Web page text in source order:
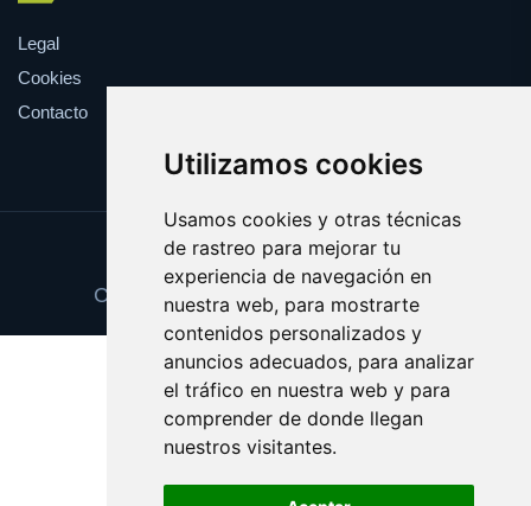
Utilizamos cookies
Usamos cookies y otras técnicas
de rastreo para mejorar tu
experiencia de navegación en
nuestra web, para mostrarte
contenidos personalizados y
anuncios adecuados, para analizar
el tráfico en nuestra web y para
comprender de donde llegan
nuestros visitantes.
Legal
Cookies
Contacto
Update cookies preferences
Copyright © 2025 vigilanciaonline.es